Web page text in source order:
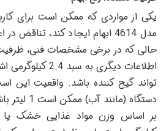
یکی از مواردی که ممکن است برای
مدل 4614 ابهام ایجاد کند،
اطلاعات دیگری به
تواند گیج کننده باشد. واقعیت
دستگاه